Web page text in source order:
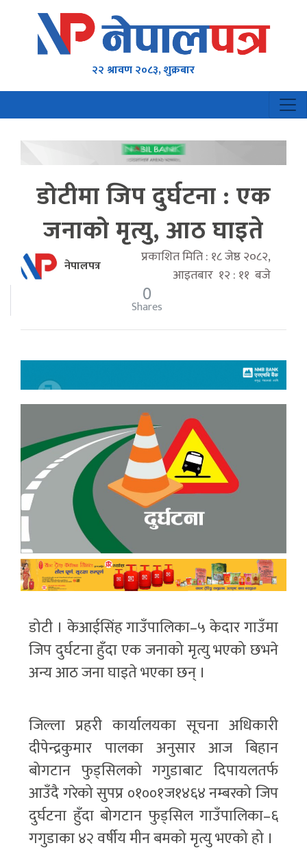
२२ श्रावण २०८३, शुक्रबार
डोटीमा जिप दुर्घटना : एक
जनाको मृत्यु, आठ घाइते
नेपालपत्र
प्रकाशित मिति : १८ जेष्ठ २०८२,
आइतबार १२ : ११ बजे
0
Shares
डोटी । केआईसिंह गाउँपालिका–५ केदार गाउँमा
जिप दुर्घटना हुँदा एक जनाको मृत्यु भएको छभने
अन्य आठ जना घाइते भएका छन् ।
जिल्ला प्रहरी कार्यालयका सूचना अधिकारी
दीपेन्द्रकुमार पालका अनुसार आज बिहान
बोगटान फुड्सिलको गगुडाबाट दिपायलतर्फ
आउँदै गरेको सुपप्र ०१००१ज१४६४ नम्बरको जिप
दुर्घटना हुँदा बोगटान फुड्सिल गाउँपालिका–६
गगुडाका ४२ वर्षीय मीन बमको मृत्यु भएको हो ।